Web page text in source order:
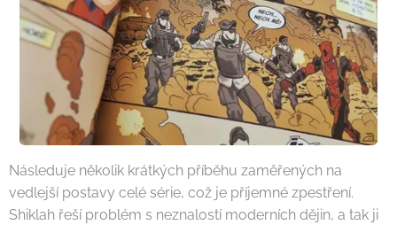
Následuje několik krátkých příběhu zaměřených na
vedlejší postavy celé série, což je příjemné zpestření.
Shiklah řeší problém s neznalostí moderních dějin, a tak ji